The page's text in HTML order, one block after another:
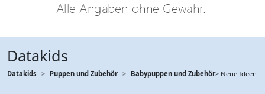
Datakids
Datakids Puppen und Zubehör Babypuppen und Zubehör> Neue Ideen